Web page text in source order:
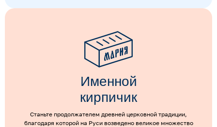
Именной
кирпичик
Станьте продолжателем древней церковной традиции,
благодаря которой на Руси возведено великое множество